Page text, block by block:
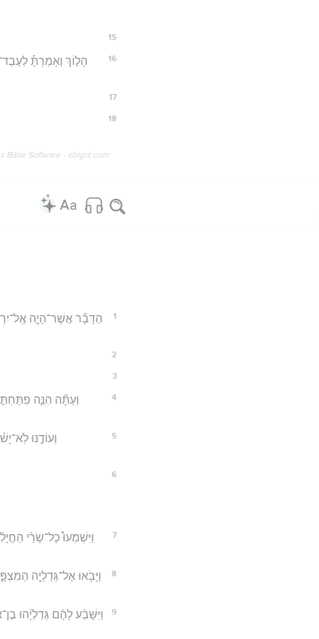
15
16
הָל֣וֹךְ וְאָמַרְתָּ֡
17
18
Bible Software - sblgnt.com
1
הַדָּבָ֞ר אֲשֶׁר־הָיָ֤ה
2
3
4
וְעַתָּ֞ה הִנֵּ֧ה
5
וְעוֹדֶ֣נּוּ
6
7
וַיִּשְׁמְעוּ֩ כָל־שָׂרֵ֨י
8
וַיָּבֹ֥אוּ אֶל־גְּדַלְיָ֖ה
9
וַיִּשָּׁבַ֨ע לָהֶ֜ם גְּדַלְיָ֨הוּ